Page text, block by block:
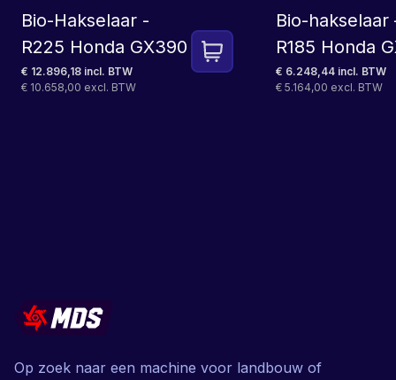
Bio-Hakselaar -
R225 Honda GX390
€ 12.896,18 incl. BTW
€ 10.658,00 excl. BTW
Bio-hakselaar
R185 Honda
€ 6.248,44 incl. BTW
€ 5.164,00 excl. BTW
Op zoek naar een machine voor landbouw of